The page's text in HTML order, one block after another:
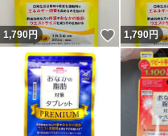
1,790円 いいね！
1,790円